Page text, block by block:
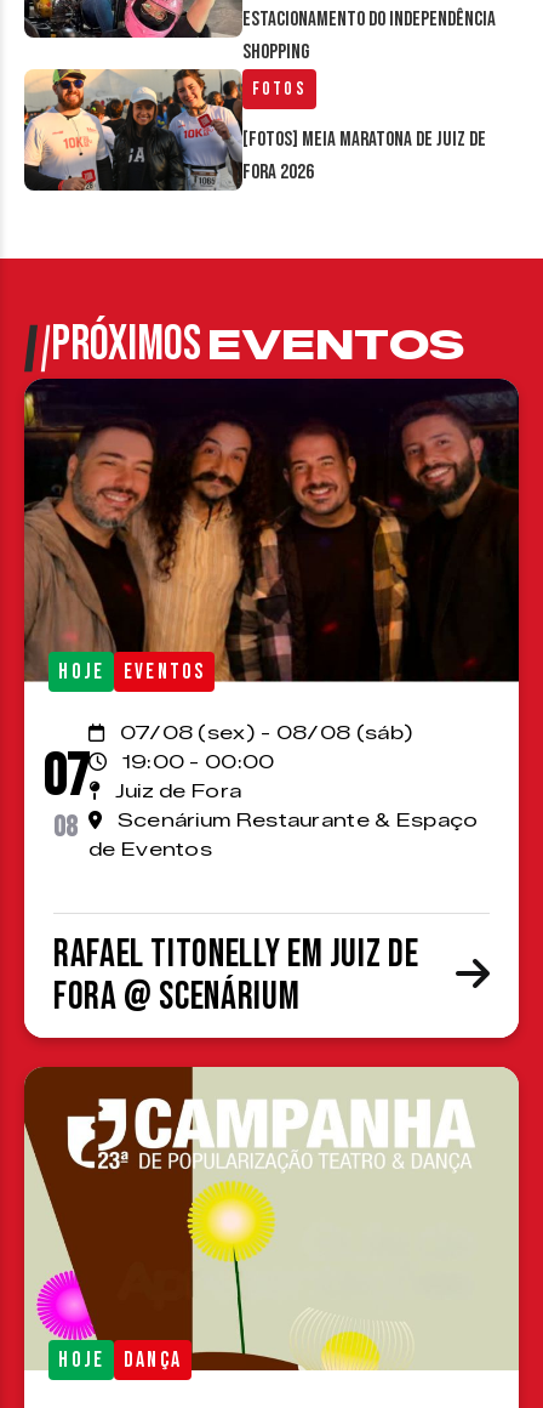
estacionamento do Independência
Shopping
Fotos
[FOTOS] Meia Maratona de Juiz de
Fora 2026
PRÓXIMOSEVENTOS
HOJE EVENTOS
07
08
07/08 (sex) - 08/08 (sáb)
19:00 - 00:00
Juiz de Fora
Scenárium Restaurante & Espaço
de Eventos
Rafael Titonelly em Juiz de
Fora @ Scenárium
HOJE DANÇA